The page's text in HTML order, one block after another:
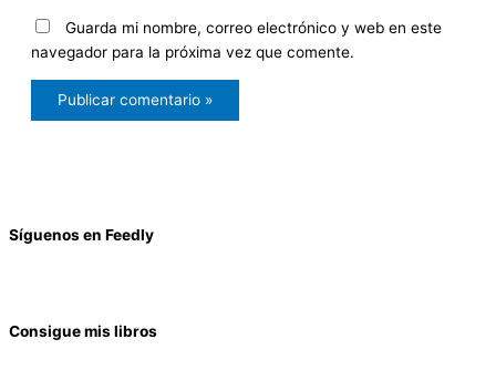
Guarda mi nombre, correo electrónico y web en este
navegador para la próxima vez que comente.
Síguenos en Feedly
Consigue mis libros